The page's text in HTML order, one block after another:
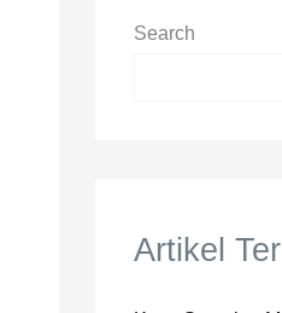
Search
Artikel